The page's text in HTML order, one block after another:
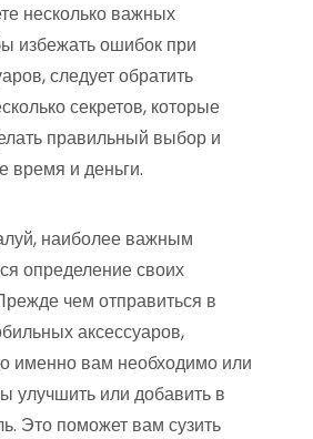
несколько важных
избежать ошибок при
следует обратить
секретов, которые
правильный выбор и
время и деньги.
наиболее важным
определение своих
чем отправиться в
аксессуаров,
именно вам необходимо или
улучшить или добавить в
Это поможет вам сузить